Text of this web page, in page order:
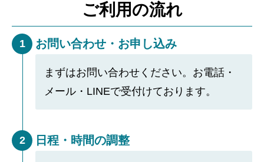
ご利用の流れ
1 お問い合わせ・お申し込み
まずはお問い合わせください。お電話・
メール・LINEで受付けております。
2 日程・時間の調整